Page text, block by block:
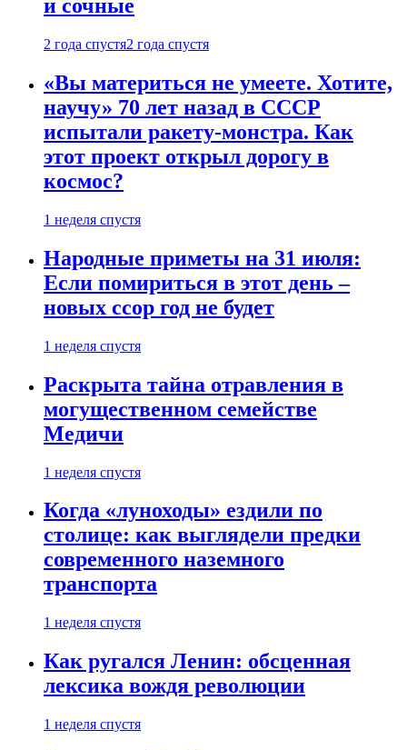
и сочные
2 года спустя2 года спустя
«Вы материться не умеете. Хотите,
научу» 70 лет назад в СССР
испытали ракету-монстра. Как
этот проект открыл дорогу в
космос?
1 неделя спустя
Народные приметы на 31 июля:
Если помириться в этот день –
новых ссор год не будет
1 неделя спустя
Раскрыта тайна отравления в
могущественном семействе
Медичи
1 неделя спустя
Когда «луноходы» ездили по
столице: как выглядели предки
современного наземного
транспорта
1 неделя спустя
Как ругался Ленин: обсценная
лексика вождя революции
1 неделя спустя